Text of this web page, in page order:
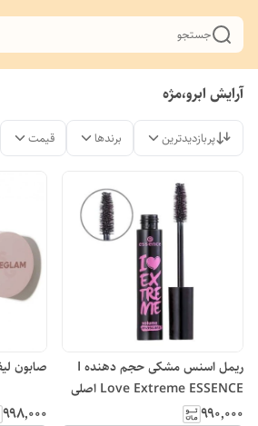
جستجو
آرایش ابرو،مژه
پربازدیدترین برندها قیمت
ریمل اسنس مشکی حجم دهنده I
Love Extreme ESSENCE اصلی
۹۹۰٬۰۰۰
صابون
۹۹۸٬۰۰۰